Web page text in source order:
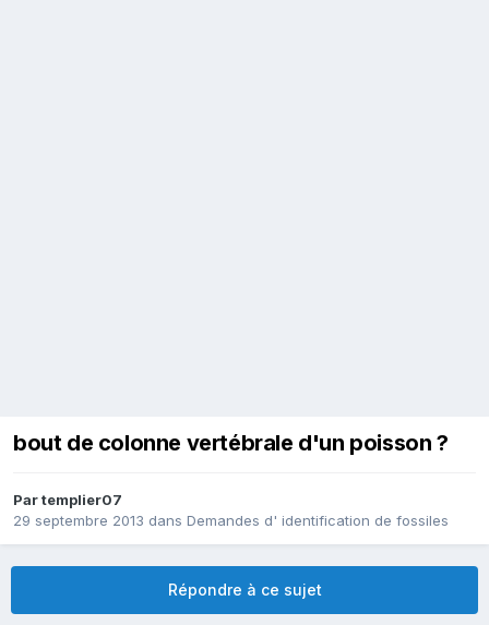
bout de colonne vertébrale d'un poisson ?
Partemplier07
29 septembre 2013 dans Demandes d' identification de fossiles
Répondre à ce sujet